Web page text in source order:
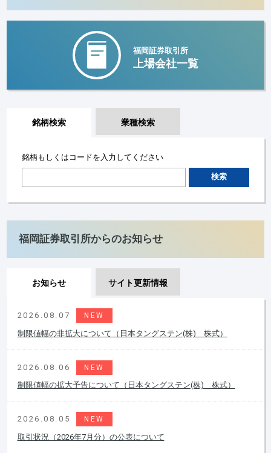
福岡証券取引所
上場会社一覧
銘柄検索 業種検索
銘柄もしくはコードを入力してください
検索
福岡証券取引所からのお知らせ
お知らせ サイト更新情報
2026.08.07 NEW
制限値幅の非拡大について（日本タングステン(株) 株式）
2026.08.06 NEW
制限値幅の拡大予告について（日本タングステン(株) 株式）
2026.08.05 NEW
取引状況（2026年7月分）の公表について